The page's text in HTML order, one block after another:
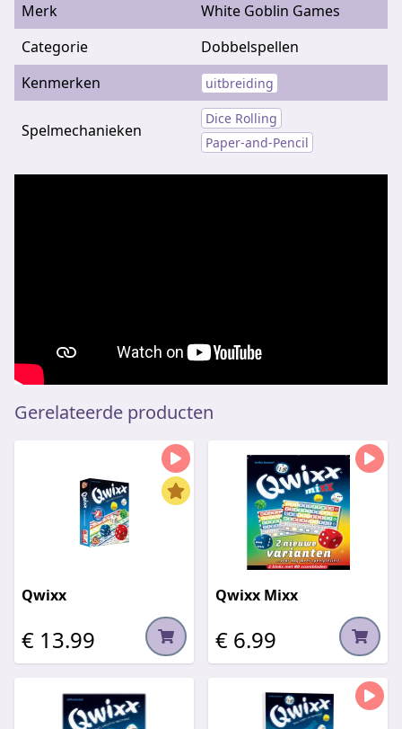
Merk
White Goblin Games
Categorie
Dobbelspellen
Kenmerken
uitbreiding
Spelmechanieken
Dice Rolling
Paper-and-Pencil
Gerelateerde producten
Qwixx
€ 13.99
Qwixx Mixx
€ 6.99